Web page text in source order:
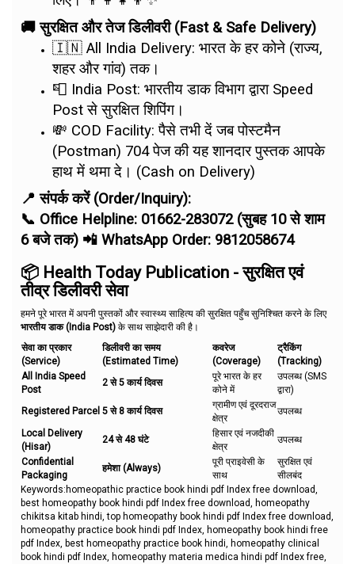
🚚 सुरक्षित और तेज डिलीवरी (Fast & Safe Delivery)
🇮🇳 All India Delivery: भारत के हर कोने (राज्य,
शहर और गांव) तक।
📮 India Post: भारतीय डाक विभाग द्वारा Speed
Post से सुरक्षित शिपिंग।
💸 COD Facility: पैसे तभी दें जब पोस्टमैन
(Postman) 704 पेज की यह शानदार पुस्तक आपके
हाथ में थमा दे। (Cash on Delivery)
📍 संपर्क करें (Order/Inquiry):
📞 Office Helpline: 01662-283072 (सुबह 10 से शाम
6 बजे तक) 📲 WhatsApp Order: 9812058674
📦 Health Today Publication - सुरक्षित एवं
तीव्र डिलीवरी सेवा
हमने पूरे भारत में अपनी पुस्तकों और स्वास्थ्य साहित्य की सुरक्षित पहुँच सुनिश्चित करने के लिए
भारतीय डाक (India Post) के साथ साझेदारी की है।
सेवा का प्रकार
(Service)
डिलीवरी का समय
(Estimated Time)
कवरेज
(Coverage)
ट्रैकिंग
(Tracking)
All India Speed
Post
2 से 5 कार्य दिवस
पूरे भारत के हर
कोने में
उपलब्ध (SMS
द्वारा)
Registered Parcel 5 से 8 कार्य दिवस
ग्रामीण एवं दूरदराज
क्षेत्र
उपलब्ध
Local Delivery
(Hisar)
24 से 48 घंटे
हिसार एवं नजदीकी
क्षेत्र
उपलब्ध
Confidential
Packaging
हमेशा (Always)
पूरी प्राइवेसी के
साथ
सुरक्षित एवं
सीलबंद
Keywords:homeopathic practice book hindi pdf Index free download,
best homeopathy book hindi pdf Index free download, homeopathy
chikitsa kitab hindi, top homeopathy book hindi pdf Index free download,
homeopathy practice book hindi pdf Index, homeopathy book hindi free
pdf Index, best homeopathy practice book hindi, homeopathy clinical
book hindi pdf Index, homeopathy materia medica hindi pdf Index free,